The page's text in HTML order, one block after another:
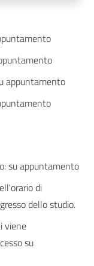
appuntamento
su appuntamento
di
dello studio.
viene
su